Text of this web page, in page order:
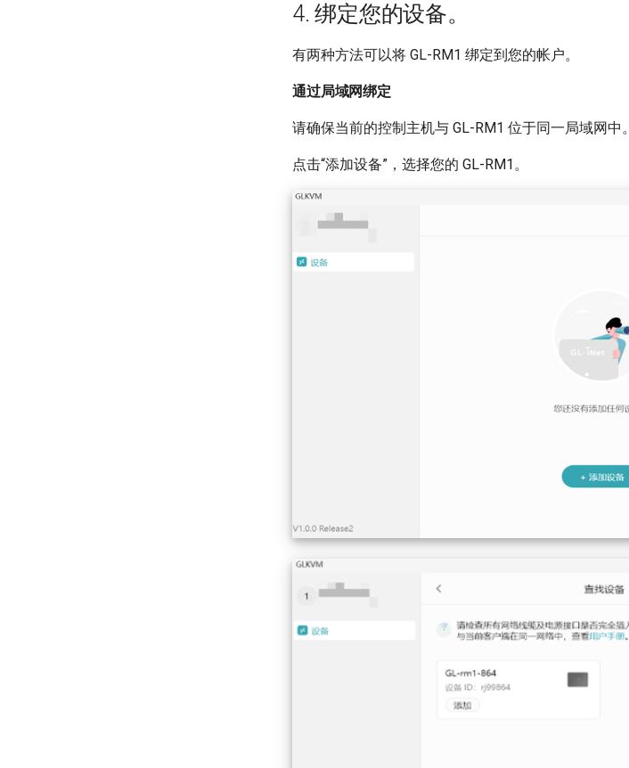
4. 绑定您的设备。
有两种方法可以将 GL-RM1 绑定到您的帐户。
通过局域网绑定
请确保当前的控制主机与 GL-RM1 位于同一局域网中。
点击“添加设备”，选择您的 GL-RM1。